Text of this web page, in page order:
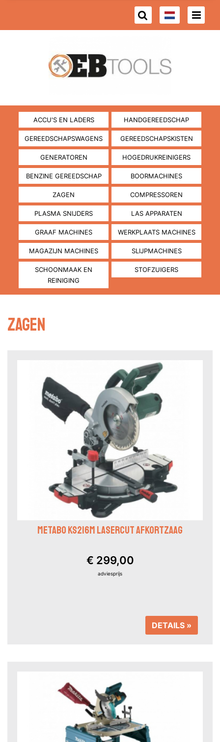
ACCU'S EN LADERS HANDGEREEDSCHAP
GEREEDSCHAPSWAGENS GEREEDSCHAPSKISTEN
GENERATOREN HOGEDRUKREINIGERS
BENZINE GEREEDSCHAP BOORMACHINES
ZAGEN COMPRESSOREN
PLASMA SNIJDERS LAS APPARATEN
GRAAF MACHINES WERKPLAATS MACHINES
MAGAZIJN MACHINES SLIJPMACHINES
SCHOONMAAK EN
REINIGING
STOFZUIGERS
Zagen
METABO KS216M LASERCUT AFKORTZAAG
€ 299,00
adviesprijs
DETAILS »